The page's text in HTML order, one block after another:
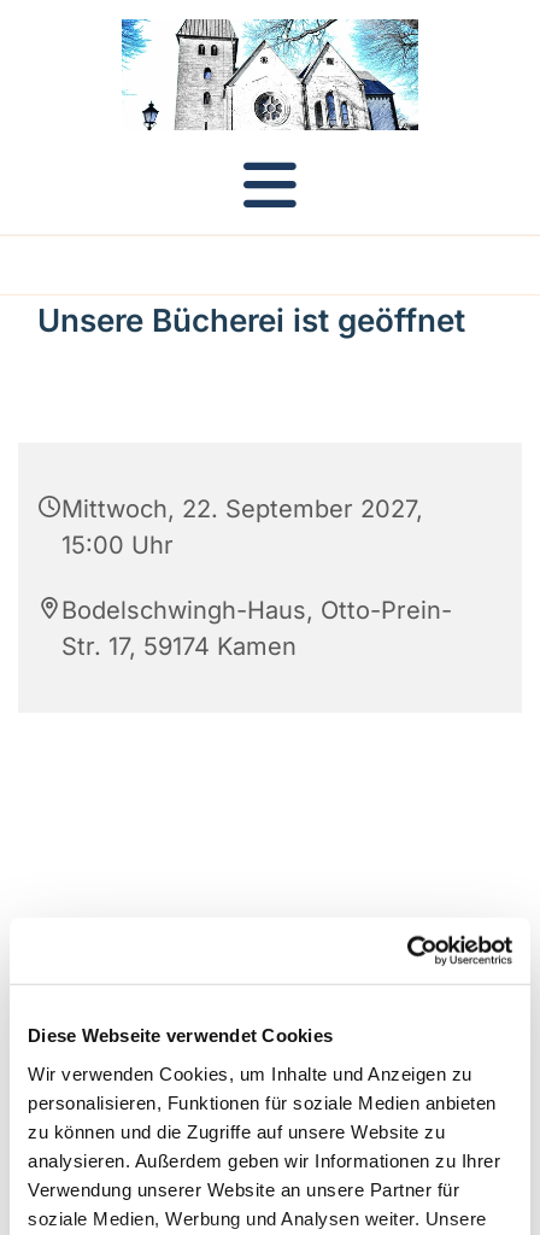
Diese Webseite verwendet Cookies
Wir verwenden Cookies, um Inhalte und Anzeigen zu
personalisieren, Funktionen für soziale Medien anbieten
zu können und die Zugriffe auf unsere Website zu
analysieren. Außerdem geben wir Informationen zu Ihrer
Verwendung unserer Website an unsere Partner für
soziale Medien, Werbung und Analysen weiter. Unsere
Unsere Bücherei ist geöffnet
Mittwoch, 22. September 2027,
15:00 Uhr
Bodelschwingh-Haus, Otto-Prein-
Str. 17, 59174 Kamen